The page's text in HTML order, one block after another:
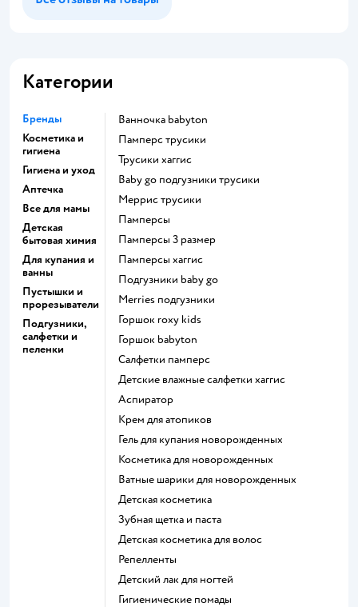
Категории
Бренды
Косметика и
гигиена
Гигиена и уход
Аптечка
Все для мамы
Детская
бытовая химия
Для купания и
ванны
Пустышки и
прорезыватели
Подгузники,
салфетки и
пеленки
ванночка babyton
памперс трусики
трусики хаггис
baby go подгузники трусики
меррис трусики
памперсы
памперсы 3 размер
памперсы хаггис
подгузники baby go
merries подгузники
горшок roxy kids
горшок babyton
салфетки памперс
детские влажные салфетки хаггис
аспиратор
крем для атопиков
гель для купания новорожденных
косметика для новорожденных
ватные шарики для новорожденных
детская косметика
зубная щетка и паста
детская косметика для волос
репелленты
детский лак для ногтей
гигиенические помады